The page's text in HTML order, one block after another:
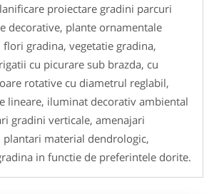
proiectare gradini parcuri
decorative, plante ornamentale
gradina, vegetatie gradina,
cu picurare sub brazda, cu
rotative cu diametrul reglabil,
lineare, iluminat decorativ ambiental
gradini verticale, amenajari
plantari material dendrologic,
in functie de preferintele dorite.